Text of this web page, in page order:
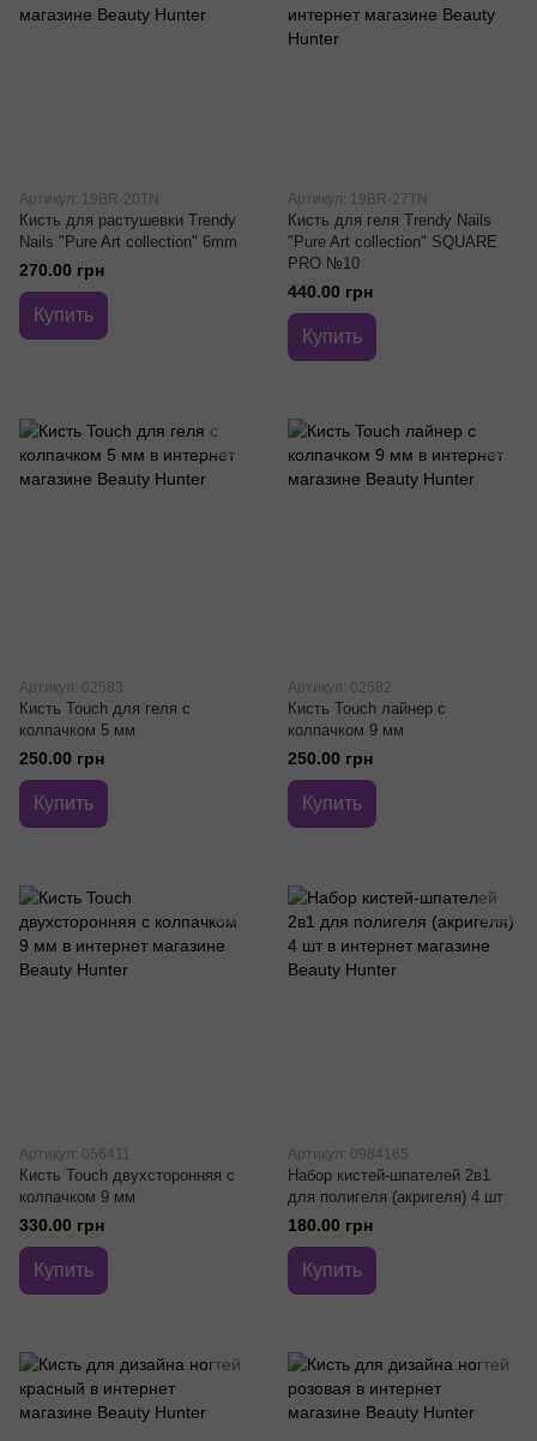
Артикул: 19BR-20TN
Кисть для растушевки Trendy
Nails "Pure Art collection" 6mm
270.00 грн
Купить
Артикул: 19BR-27TN
Кисть для геля Trendy Nails
"Pure Art collection" SQUARE
PRO №10
440.00 грн
Купить
Артикул: 02583
Кисть Touch для геля с
колпачком 5 мм
250.00 грн
Купить
Артикул: 02582
Кисть Touch лайнер с
колпачком 9 мм
250.00 грн
Купить
Артикул: 056411
Кисть Touch двухсторонняя с
колпачком 9 мм
330.00 грн
Купить
Артикул: 0984165
Набор кистей-шпателей 2в1
для полигеля (акригеля) 4 шт
180.00 грн
Купить